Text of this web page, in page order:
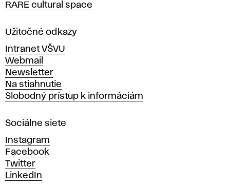
f
a
k
t
ú
r
y
o
a
ý
t
v
a
r
ý
c
h
u
m
e
RARE cultural space
Užitočné odkazy
Intranet VŠVU
Webmail
Newsletter
Na stiahnutie
Slobodný prístup k informáciám
Sociálne siete
Instagram
Facebook
Twitter
LinkedIn